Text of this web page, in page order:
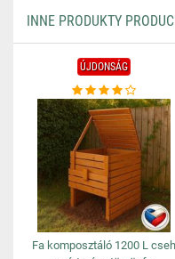
INNE PRODUKTY
ÚJDONSÁG
Fa komposztáló 1200 L cseh